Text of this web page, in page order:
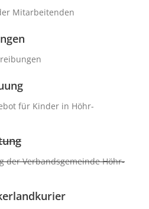
Mitarbeitenden
für Kinder in Höhr-
der Verbandsgemeinde Höhr-